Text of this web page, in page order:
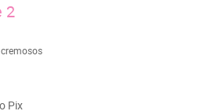
2
cremosos
Pix